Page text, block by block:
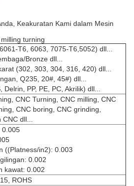
Keakuratan Kami dalam Mesin
turning
T6, 6063, 7075-T6,5052) dll...
Bronze dll...
(302, 303, 304, 316, 420) dll...
Q235, 20#, 45#) dll...
Delrin, PP, PE, PC, Akrilik) dll...
CNC Turning, CNC milling, CNC
CNC boring, CNC grinding,
dll...
0.005
((Platness/in2): 0.003
0.002
kawat: 0.002
ROHS